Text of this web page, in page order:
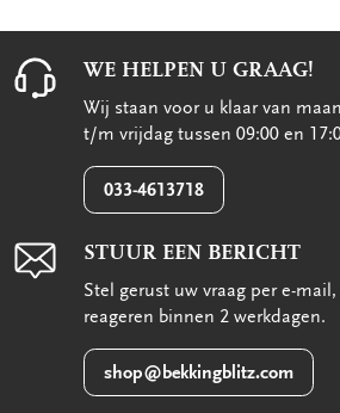
WE HELPEN U GRAAG!
Wij staan voor u klaar van
t/m vrijdag tussen 09:00 en
033-4613718
STUUR EEN BERICHT
Stel gerust uw vraag per e-
reageren binnen 2 werkdagen.
shop@bekkingblitz.com